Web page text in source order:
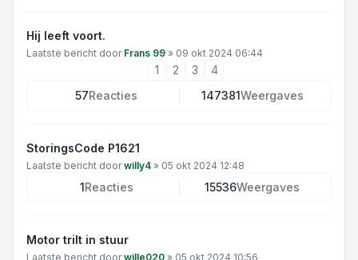
Hij leeft voort.
Laatste bericht door Frans 99 » 09 okt 2024 06:44
1 2 3
4
57Reacties 147381Weergaves
StoringsCode P1621
Laatste bericht doorwilly4 » 05 okt 2024 12:48
1Reacties 15536Weergaves
Motor trilt in stuur
Laatste bericht doorwille020 » 05 okt 2024 10:56